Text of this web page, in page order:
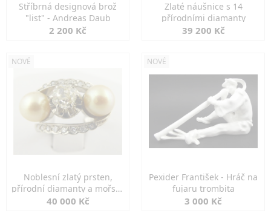
Stříbrná designová brož
"list" - Andreas Daub
2 200 Kč
Zlaté náušnice s 14
přírodními diamanty
39 200 Kč
NOVÉ
Noblesní zlatý prsten,
přírodní diamanty a mořské
perly
40 000 Kč
NOVÉ
Pexider František - Hráč na
fujaru trombita
3 000 Kč